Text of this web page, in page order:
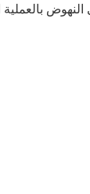
بالعملية